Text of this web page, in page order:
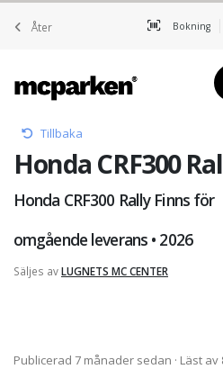
Åter Bokning
Tillbaka
Honda CRF300
Honda CRF300 Rally Finns för
omgående leverans • 2026
Säljes avLUGNETS MC CENTER
Publicerad 7 månader sedan · Läst av